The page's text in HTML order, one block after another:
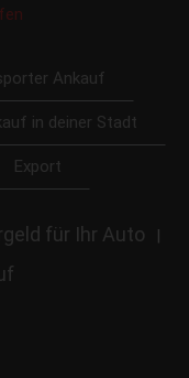
Ankauf
in deiner Stadt
Export
für Ihr Auto |